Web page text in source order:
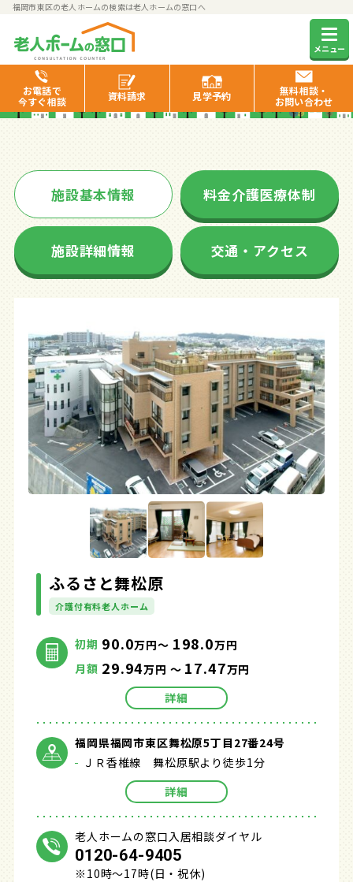
福岡市東区の老人ホームの検索は老人ホームの窓口へ
メニュー
お電話で
今すぐ相談
資料請求 見学予約
無料相談・
お問い合わせ
ふるさと舞松原
施設基本情報 料金介護医療体制
施設詳細情報 交通・アクセス
ふるさと舞松原
介護付有料老人ホーム
初期 90.0万円～ 198.0万円
月額 29.94万円 ～ 17.47万円
詳細
福岡県福岡市東区舞松原5丁目27番24号
ＪＲ香椎線 舞松原駅より徒歩1分
詳細
老人ホームの窓口入居相談ダイヤル
0120-64-9405
※10時～17時(日・祝休)